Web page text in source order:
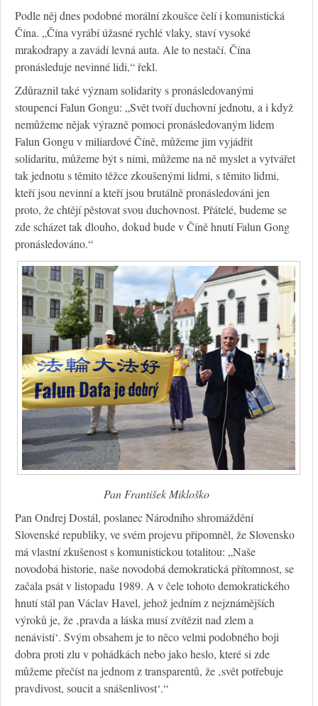
Podle něj dnes podobné morální zkoušce čelí i komunistická
Čína. „Čína vyrábí úžasné rychlé vlaky, staví vysoké
mrakodrapy a zavádí levná auta. Ale to nestačí. Čína
pronásleduje nevinné lidi,“ řekl.
Zdůraznil také význam solidarity s pronásledovanými
stoupenci Falun Gongu: „Svět tvoří duchovní jednotu, a i když
nemůžeme nějak výrazně pomoci pronásledovaným lidem
Falun Gongu v miliardové Číně, můžeme jim vyjádřit
solidaritu, můžeme být s nimi, můžeme na ně myslet a vytvářet
tak jednotu s těmito těžce zkoušenými lidmi, s těmito lidmi,
kteří jsou nevinní a kteří jsou brutálně pronásledováni jen
proto, že chtějí pěstovat svou duchovnost. Přátelé, budeme se
zde scházet tak dlouho, dokud bude v Číně hnutí Falun Gong
pronásledováno.“
Pan František Mikloško
Pan Ondrej Dostál, poslanec Národního shromáždění
Slovenské republiky, ve svém projevu připomněl, že Slovensko
má vlastní zkušenost s komunistickou totalitou: „Naše
novodobá historie, naše novodobá demokratická přítomnost, se
začala psát v listopadu 1989. A v čele tohoto demokratického
hnutí stál pan Václav Havel, jehož jedním z nejznámějších
výroků je, že ‚pravda a láska musí zvítězit nad zlem a
nenávistí‘. Svým obsahem je to něco velmi podobného boji
dobra proti zlu v pohádkách nebo jako heslo, které si zde
můžeme přečíst na jednom z transparentů, že ‚svět potřebuje
pravdivost, soucit a snášenlivost‘.“